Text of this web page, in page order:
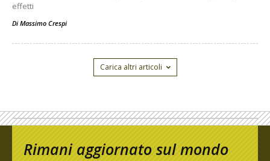
effetti
Di Massimo Crespi
Carica altri articoli
Rimani aggiornato sul mondo